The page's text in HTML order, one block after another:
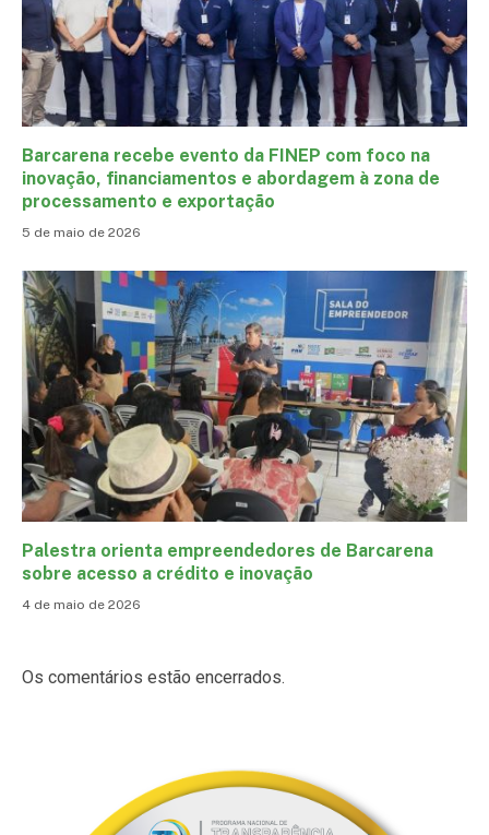
Barcarena recebe evento da FINEP com foco na
inovação, financiamentos e abordagem à zona de
processamento e exportação
5 de maio de 2026
Palestra orienta empreendedores de Barcarena
sobre acesso a crédito e inovação
4 de maio de 2026
Os comentários estão encerrados.